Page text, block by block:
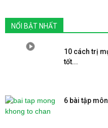
NỔI BẬT NHẤT
10 cách trị
tốt...
6 bài tập